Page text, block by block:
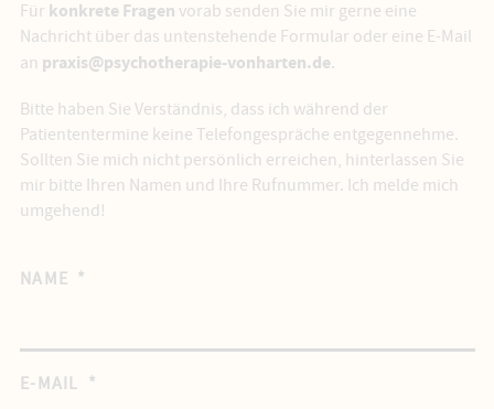
Für konkrete Fragen vorab senden Sie mir gerne eine
Nachricht über das untenstehende Formular oder eine E-Mail
an praxis@psychotherapie-vonharten.de.
Bitte haben Sie Verständnis, dass ich während der
Patiententermine keine Telefongespräche entgegennehme.
Sollten Sie mich nicht persönlich erreichen, hinterlassen Sie
mir bitte Ihren Namen und Ihre Rufnummer. Ich melde mich
umgehend!
NAME *
E-MAIL *